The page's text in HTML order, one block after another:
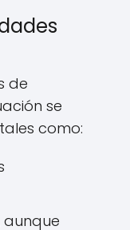
de
se
como:
aunque